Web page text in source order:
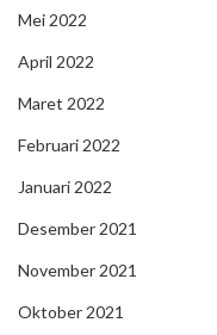
Mei 2022
April 2022
Maret 2022
Februari 2022
Januari 2022
Desember 2021
November 2021
Oktober 2021